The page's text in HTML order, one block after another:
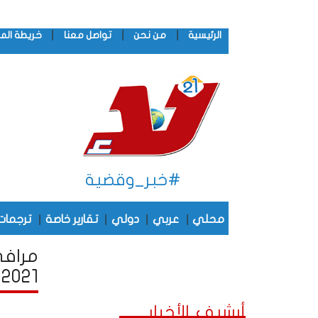
الرئيسية من نحن تواصل معنا خريطة
#خبر_وقضية
محلي عربي دولي تقارير خاصة
2021
أرشيف الأخبار